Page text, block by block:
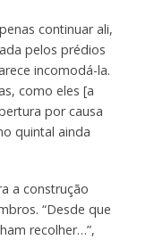
continuar ali,
pelos prédios
incomodá-la.
como eles [a
por causa
quintal ainda
a construção
“Desde que
recolher…”,